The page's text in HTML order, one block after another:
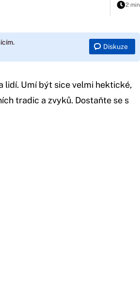
2 min
Diskuze
lidí. Umí být sice velmi hektické,
tradic a zvyků. Dostaňte se s